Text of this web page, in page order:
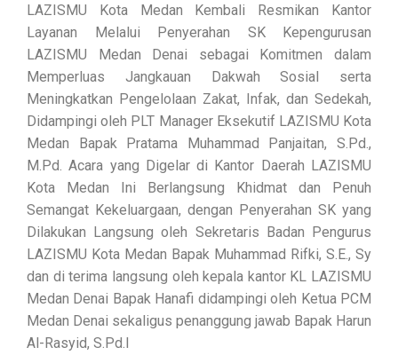
LAZISMU Kota Medan Kembali Resmikan Kantor
Layanan Melalui Penyerahan SK Kepengurusan
LAZISMU Medan Denai sebagai Komitmen dalam
Memperluas Jangkauan Dakwah Sosial serta
Meningkatkan Pengelolaan Zakat, Infak, dan Sedekah,
Didampingi oleh PLT Manager Eksekutif LAZISMU Kota
Medan Bapak Pratama Muhammad Panjaitan, S.Pd.,
M.Pd. Acara yang Digelar di Kantor Daerah LAZISMU
Kota Medan Ini Berlangsung Khidmat dan Penuh
Semangat Kekeluargaan, dengan Penyerahan SK yang
Dilakukan Langsung oleh Sekretaris Badan Pengurus
LAZISMU Kota Medan Bapak Muhammad Rifki, S.E., Sy
dan di terima langsung oleh kepala kantor KL LAZISMU
Medan Denai Bapak Hanafi didampingi oleh Ketua PCM
Medan Denai sekaligus penanggung jawab Bapak Harun
Al-Rasyid, S.Pd.I